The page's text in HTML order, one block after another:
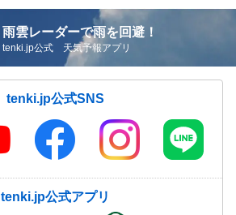
雨雲レーダーで雨を回避！
tenki.jp公式 天気予報アプリ
tenki.jp公式SNS
tenki.jp公式アプリ